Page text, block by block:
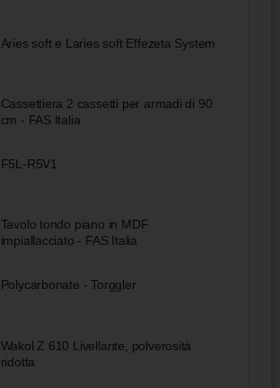
Aries soft e Laries soft Effezeta System
Cassettiera 2 cassetti per armadi di 90
cm - FAS Italia
F5L-R5V1
Tavolo tondo piano in MDF
impiallacciato - FAS Italia
Polycarbonate - Torggler
Wakol Z 610 Livellante, polverosità
ridotta